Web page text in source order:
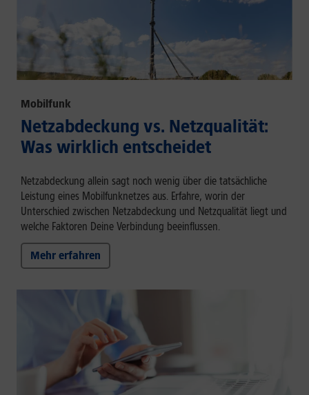
Mobilfunk
Netzabdeckung vs. Netzqualität:
Was wirklich entscheidet
Netzabdeckung allein sagt noch wenig über die tatsächliche
Leistung eines Mobilfunknetzes aus. Erfahre, worin der
Unterschied zwischen Netzabdeckung und Netzqualität liegt und
welche Faktoren Deine Verbindung beeinflussen.
Mehr erfahren